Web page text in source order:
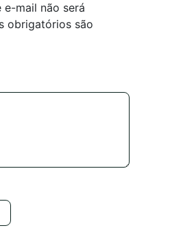
e-mail não será
obrigatórios são